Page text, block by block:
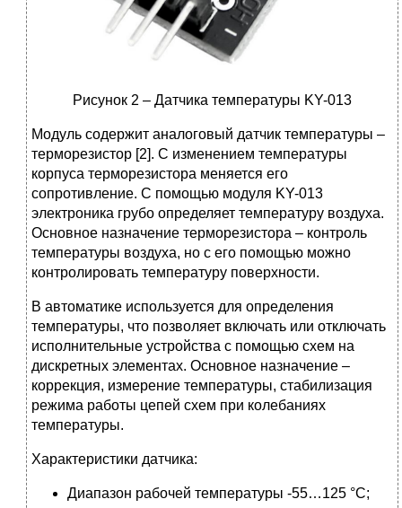
Рисунок 2 – Датчика температуры KY-013
Модуль содержит аналоговый датчик температуры –
терморезистор [2]. С изменением температуры
корпуса терморезистора меняется его
сопротивление. С помощью модуля KY-013
электроника грубо определяет температуру воздуха.
Основное назначение терморезистора – контроль
температуры воздуха, но с его помощью можно
контролировать температуру поверхности.
В автоматике используется для определения
температуры, что позволяет включать или отключать
исполнительные устройства с помощью схем на
дискретных элементах. Основное назначение –
коррекция, измерение температуры, стабилизация
режима работы цепей схем при колебаниях
температуры.
Характеристики датчика:
Диапазон рабочей температуры -55…125 °C;